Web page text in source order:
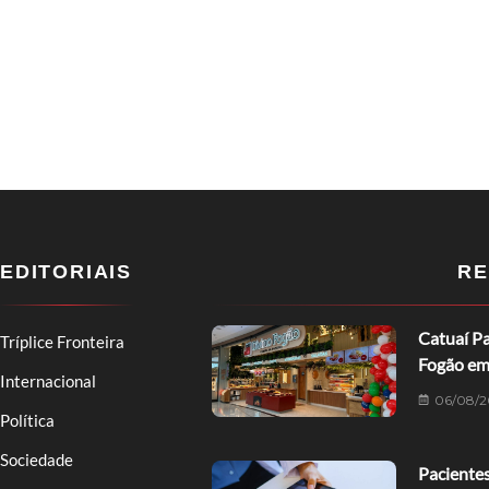
EDITORIAIS
Tríplice Fronteira
Internacional
Política
Sociedade
Catuaí
Fogão
06/08/